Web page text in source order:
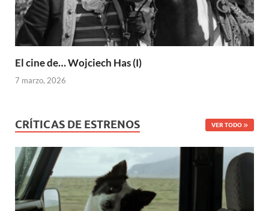
El cine de… Wojciech Has (I)
7 marzo, 2026
CRÍTICAS DE ESTRENOS VER TODO